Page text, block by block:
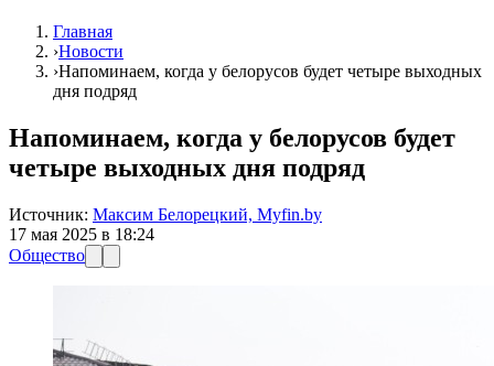
Главная
›Новости
›Напоминаем, когда у белорусов будет четыре выходных
дня подряд
Напоминаем, когда у белорусов будет
четыре выходных дня подряд
Источник: Максим Белорецкий, Myfin.by
17 мая 2025 в 18:24
Общество